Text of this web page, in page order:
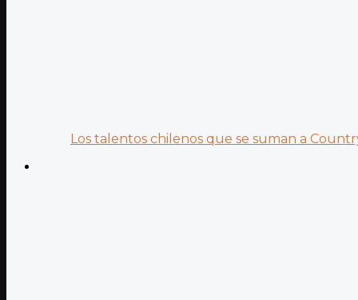
Los talentos chilenos que se suman a